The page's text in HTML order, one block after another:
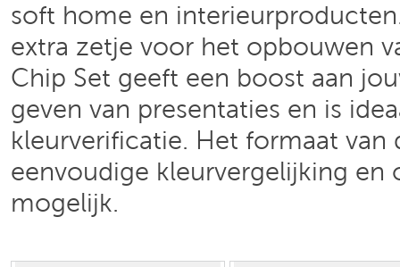
soft home en
extra zetje voor het opbouwen
Chip Set geeft een boost aan
geven van presentaties en is
kleurverificatie. Het formaat van
eenvoudige kleurvergelijking
mogelijk.